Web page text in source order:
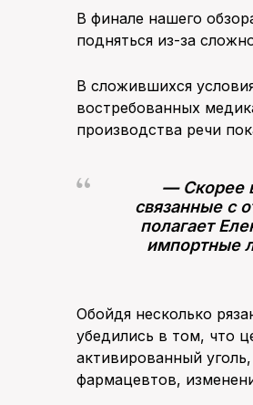
В финале нашего
подняться из-за
В сложившихся
востребованных
производства речи
—Скорее
связанные с
полагает
импортные
Обойдя несколько
убедились в том, что
активированный
фармацевтов,